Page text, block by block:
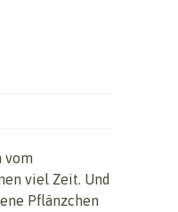
vom
viel Zeit. Und
Pflänzchen